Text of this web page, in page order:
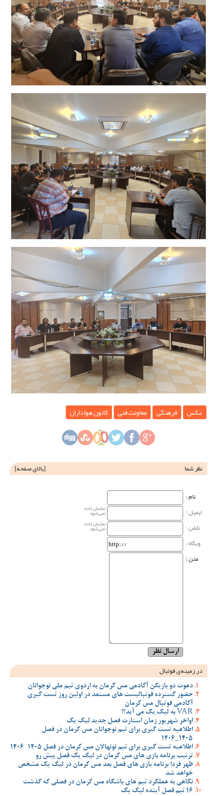
عکس فرهنگی معاونت فنی کانون هواداران
نظر شما [بالای صفحه]
نام‌ :
ایمیل :
نمایش داده
نمی‌شود
تلفن : نمایش داده
نمی‌شود
وبگاه‌ :
متن :
در زمینه‌ی فوتبال
دعوت دو بازیکن آکادمی مس کرمان به اردوی تیم ملی نوجوانان
حضور گسترده فوتبالیست های مستعد در اولین روز تست گیری
آکادمی فوتبال مس کرمان
VAR به لیگ یک می آید؟!
اواخر شهریور زمان استارت فصل جدید لیگ یک
اطلاعیه تست گیری برای تیم نوجوانان مس کرمان در فصل
1405_1406
اطلاعیه تست گیری برای تیم نونهالان مس کرمان در فصل 1405-1406
ترتیب برنامه بازی های مس کرمان در لیگ یک فصل پیش رو
ظهر فردا برنامه بازی های فصل بعد مس کرمان در لیگ یک مشخص
خواهد شد
نگاهی به عملکرد تیم های باشگاه مس کرمان در فصلی که گذشت
16 تیم فصل آینده لیگ یک